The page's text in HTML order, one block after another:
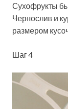
Сухофрукты
Чернослив и
размером
Шаг 4